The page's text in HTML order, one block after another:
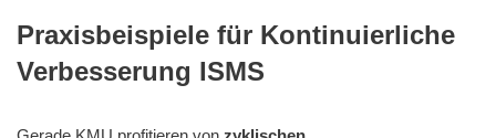
Praxisbeispiele für Kontinuierliche
Verbesserung ISMS